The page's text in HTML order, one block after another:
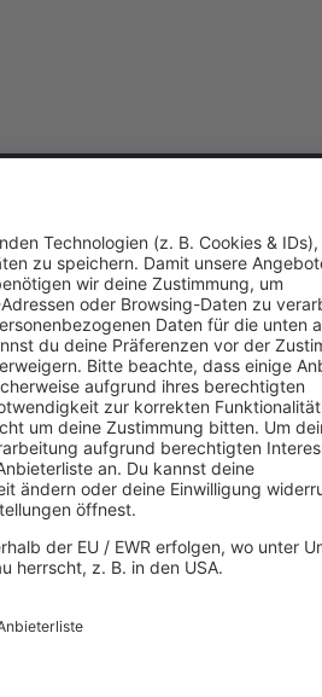
Metal-Coverband, dann mit eigener
erste EP, die den Bandnamen
„Rage For Order“ (1986) auf. Der große
mit der vierten Scheibe „Empire“
Band unruhig, musikalisch wie innerhalb
es folgt ein jahrelanger, öffentlich
am Mikro weiter, Geoff Tate tritt mit
Queensrÿche wieder Queensrÿche sein
und knüpfen mit Alben wie „The
Kern von Queensrÿche. Von Track zu
mit ihrer vielbeachteten,
etwas sehr Kopflastiges, Cerebrales